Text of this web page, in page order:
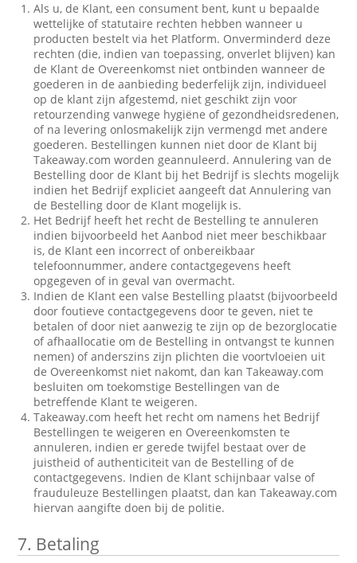
Als u, de Klant, een consument bent, kunt u bepaalde
wettelijke of statutaire rechten hebben wanneer u
producten bestelt via het Platform. Onverminderd deze
rechten (die, indien van toepassing, onverlet blijven) kan
de Klant de Overeenkomst niet ontbinden wanneer de
goederen in de aanbieding bederfelijk zijn, individueel
op de klant zijn afgestemd, niet geschikt zijn voor
retourzending vanwege hygiëne of gezondheidsredenen,
of na levering onlosmakelijk zijn vermengd met andere
goederen. Bestellingen kunnen niet door de Klant bij
Takeaway.com worden geannuleerd. Annulering van de
Bestelling door de Klant bij het Bedrijf is slechts mogelijk
indien het Bedrijf expliciet aangeeft dat Annulering van
de Bestelling door de Klant mogelijk is.
Het Bedrijf heeft het recht de Bestelling te annuleren
indien bijvoorbeeld het Aanbod niet meer beschikbaar
is, de Klant een incorrect of onbereikbaar
telefoonnummer, andere contactgegevens heeft
opgegeven of in geval van overmacht.
Indien de Klant een valse Bestelling plaatst (bijvoorbeeld
door foutieve contactgegevens door te geven, niet te
betalen of door niet aanwezig te zijn op de bezorglocatie
of afhaallocatie om de Bestelling in ontvangst te kunnen
nemen) of anderszins zijn plichten die voortvloeien uit
de Overeenkomst niet nakomt, dan kan Takeaway.com
besluiten om toekomstige Bestellingen van de
betreffende Klant te weigeren.
Takeaway.com heeft het recht om namens het Bedrijf
Bestellingen te weigeren en Overeenkomsten te
annuleren, indien er gerede twijfel bestaat over de
juistheid of authenticiteit van de Bestelling of de
contactgegevens. Indien de Klant schijnbaar valse of
frauduleuze Bestellingen plaatst, dan kan Takeaway.com
hiervan aangifte doen bij de politie.
7. Betaling